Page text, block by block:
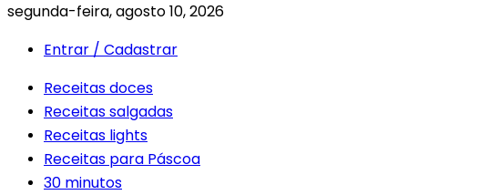
segunda-feira, agosto 10, 2026
Entrar / Cadastrar
Receitas doces
Receitas salgadas
Receitas lights
Receitas para Páscoa
30 minutos